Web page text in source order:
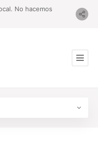
No hacemos